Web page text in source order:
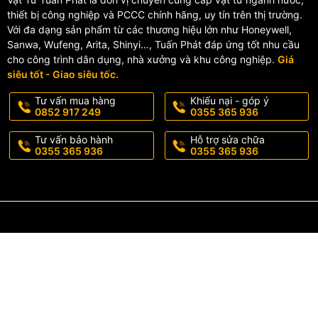
thiết bị công nghiệp và PCCC chính hãng, uy tín trên thị trường.
Với đa dạng sản phẩm từ các thương hiệu lớn như Honeywell,
Sanwa, Wufeng, Arita, Shinyi…, Tuấn Phát đáp ứng tốt nhu cầu
cho công trình dân dụng, nhà xưởng và khu công nghiệp. Giá
siêu tốt - Giao siêu tốc.
Tư vấn mua hàng
0852 917 249
Khiếu nại - góp ý
0355 365 936
Tư vấn bảo hành
0355 365 936
Hỗ trợ sửa chữa
0355 365 936